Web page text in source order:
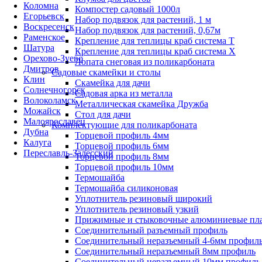
Коломна
Егорьевск
Воскресенск
Раменское
Шатура
Орехово-Зуево
Дмитров
Клин
Солнечногорск
Волоколамск
Можайск
Малоярославец
Дубна
Калуга
Переславль-Залесский
Компостер садовый 1000л
Набор подвязок для растений, 1 м
Набор подвязок для растений, 0,67м
Крепление для теплицы краб система Т
Крепление для теплицы краб система Х
Лопата снеговая из поликарбоната
Садовые скамейки и столы
Скамейка для дачи
Садовая арка из металла
Металлическая скамейка Дружба
Стол для дачи
Комплектующие для поликарбоната
Торцевой профиль 4мм
Торцевой профиль 6мм
Торцевой профиль 8мм
Торцевой профиль 10мм
Термошайба
Термошайба силиконовая
Уплотнитель резиновый широкий
Уплотнитель резиновый узкий
Прижимные и стыковочные алюминиевые
Соединительный разъемный профиль
Соединительный неразъемный 4-6мм
Соединительный неразъемный 8мм профиль